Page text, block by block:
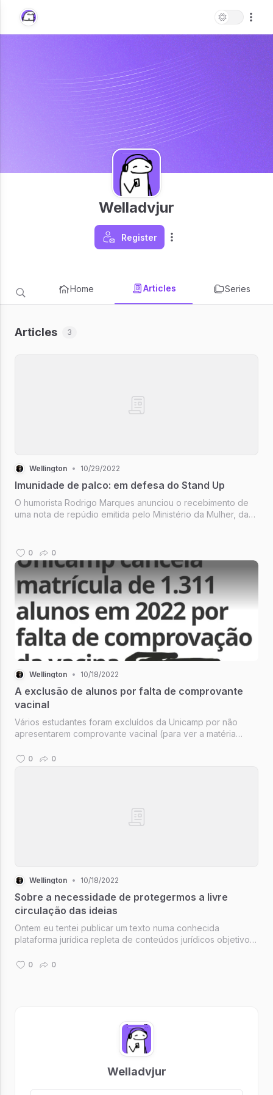
Welladvjur
Register
Home Articles Series
Articles 3
Wellington • 10/29/2022
Imunidade de palco: em defesa do Stand Up
O humorista Rodrigo Marques anunciou o recebimento de
uma nota de repúdio emitida pelo Ministério da Mulher, da
de suas piadas e...
0 0
Wellington • 10/18/2022
A exclusão de alunos por falta de comprovante
vacinal
Vários estudantes foram excluídos da Unicamp por não
apresentarem comprovante vacinal (para ver a matéria
0 0
Wellington • 10/18/2022
Sobre a necessidade de protegermos a livre
circulação das ideias
Ontem eu tentei publicar um texto numa conhecida
plataforma jurídica repleta de conteúdos jurídicos objetivos,
à moderação e até agora não foi publicado. A justificativa
0 0
Welladvjur